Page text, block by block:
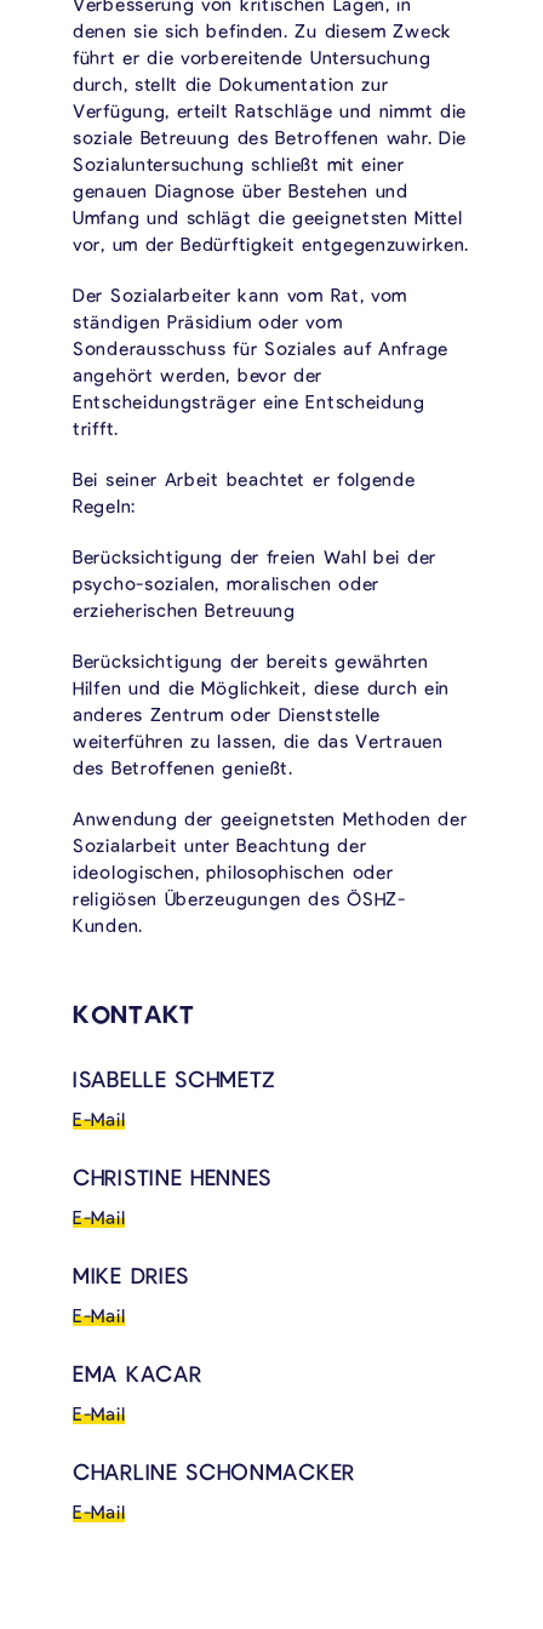
denen sie sich befinden. Zu diesem Zweck
führt er die vorbereitende Untersuchung
durch, stellt die Dokumentation zur
Verfügung, erteilt Ratschläge und nimmt die
soziale Betreuung des Betroffenen wahr. Die
Sozialuntersuchung schließt mit einer
genauen Diagnose über Bestehen und
Umfang und schlägt die geeignetsten Mittel
vor, um der Bedürftigkeit entgegenzuwirken.
Der Sozialarbeiter kann vom Rat, vom
ständigen Präsidium oder vom
Sonderausschuss für Soziales auf Anfrage
angehört werden, bevor der
Entscheidungsträger eine Entscheidung
trifft.
Bei seiner Arbeit beachtet er folgende
Regeln:
Berücksichtigung der freien Wahl bei der
psycho-sozialen, moralischen oder
erzieherischen Betreuung
Berücksichtigung der bereits gewährten
Hilfen und die Möglichkeit, diese durch ein
anderes Zentrum oder Dienststelle
weiterführen zu lassen, die das Vertrauen
des Betroffenen genießt.
Anwendung der geeignetsten Methoden der
Sozialarbeit unter Beachtung der
ideologischen, philosophischen oder
religiösen Überzeugungen des ÖSHZ-
Kunden.
KONTAKT
ISABELLE SCHMETZ
E-Mail
CHRISTINE HENNES
E-Mail
MIKE DRIES
E-Mail
EMA KACAR
E-Mail
CHARLINE SCHONMACKER
E-Mail